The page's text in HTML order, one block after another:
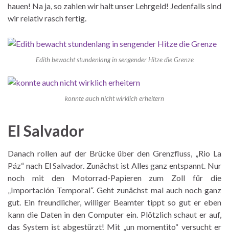
hauen! Na ja, so zahlen wir halt unser Lehrgeld! Jedenfalls sind
wir relativ rasch fertig.
Edith bewacht stundenlang in sengender Hitze die Grenze
konnte auch nicht wirklich erheitern
El Salvador
Danach rollen auf der Brücke über den Grenzfluss, „Rio La
Páz“ nach El Salvador. Zunächst ist Alles ganz entspannt. Nur
noch mit den Motorrad-Papieren zum Zoll für die
„Importación Temporal“. Geht zunächst mal auch noch ganz
gut. Ein freundlicher, williger Beamter tippt so gut er eben
kann die Daten in den Computer ein. Plötzlich schaut er auf,
das System ist abgestürzt! Mit „un momentito“ versucht er